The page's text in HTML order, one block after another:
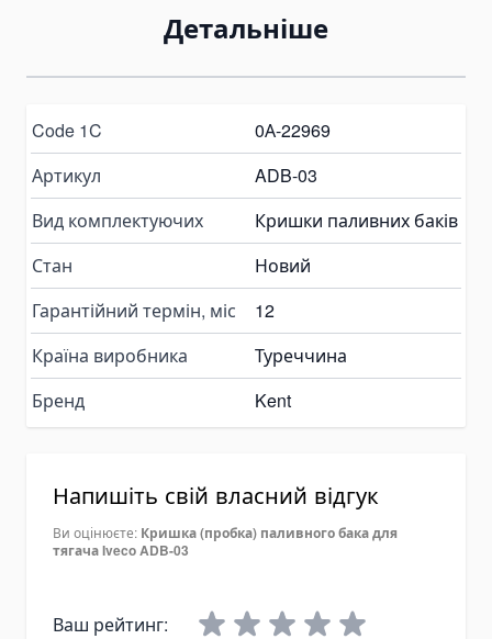
Skid Rollers
Lifting Crowbars
Hoist Trolley
Geared Trolley
Electric Hoist Trolley
Automotive Tools and Equipment
Body Repair Tools
Transmission Repair Tools
Suspension Repair Tools
Spring Compressors and Strut Tools
Tire Maintenance Tools
Motorcycle Lift Jacks
Grinding & Polishing Tools
Machinery Shim Sets
Комплекти гідравліки
Детальніше
Code 1C
0А-22969
Артикул
ADB-03
Вид комплектуючих
Кришки паливних баків
Стан
Новий
Гарантійний термін, міс
12
Країна виробника
Туреччина
Бренд
Kent
Напишіть свій власний відгук
Ви оцінюєте: Кришка (пробка) паливного бака для
тягача Iveco ADB-03
Ваш рейтинг: